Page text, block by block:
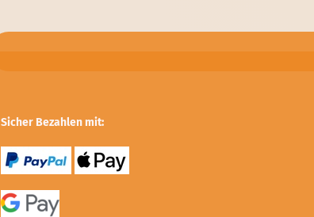
Sicher Bezahlen mit: